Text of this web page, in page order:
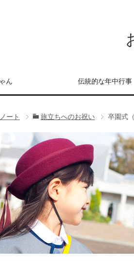
ん 伝統的な年中行事
ート 旅立ちへのお祝い 卒園式